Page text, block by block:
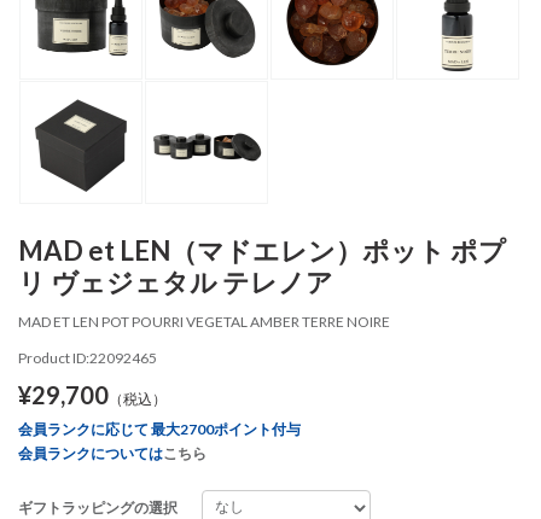
MAD et LEN（マドエレン）ポット ポプ
リ ヴェジェタル テレノア
MAD ET LEN POT POURRI VEGETAL AMBER TERRE NOIRE
Product ID:22092465
¥29,700 （税込）
会員ランクに応じて 最大2700ポイント付与
会員ランクについてはこちら
ギフトラッピングの選択